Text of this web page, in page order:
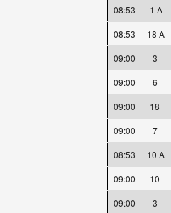
08:53
1 A
08:53
18 A
09:00
3
09:00
6
09:00
18
09:00
7
08:53
10 A
09:00
10
09:00
3